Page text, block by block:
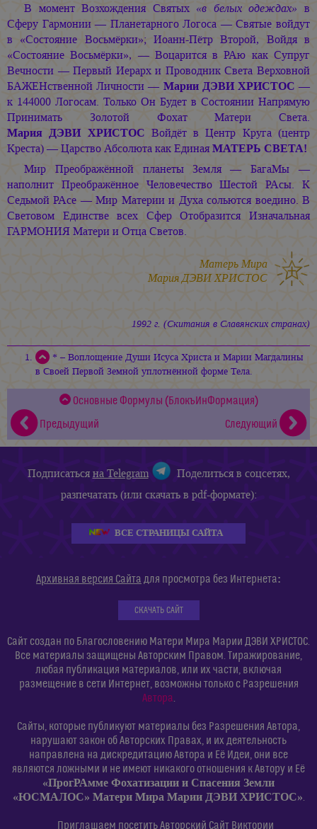
В момент Возхождения Святых «в белых одеждах» в
Сферу Гармонии — Планетарного Логоса — Святые войдут
в «Состояние Восьмёрки»; Иоанн-Пётр Второй, Войдя в
«Состояние Восьмёрки», — Воцарится в РАю как Супруг
Вечности — Первый Иерарх и Проводник Света Верховной
БАЖЕНственной Личности — Марии ДЭВИ ХРИСТОС —
к 144000 Логосам. Только Он Будет в Состоянии Напрямую
Принимать Золотой Фохат Матери Света.
Мария ДЭВИ ХРИСТОС Войдёт в Центр Круга (центр
Креста) — Царство Абсолюта как ЕдинаяМАТЕРЬ СВЕТА!
Мир Преображённой планеты Земля — БагаМы —
наполнит Преображённое Человечество Шестой РАсы. К
Седьмой РАсе — Мир Материи и Духа сольются воедино. В
Световом Единстве всех Сфер Отобразится Изначальная
ГАРМОНИЯ Матери и Отца Светов.
Матерь Мира
Мария ДЭВИ ХРИСТОС
1992 г. (Скитания в Славянских странах)
* – Воплощение Души Исуса Христа и Марии Магдалины
в Своей Первой Земной уплотнённой форме Тела.
Основные Формулы (БлокъИнФормация)
Предыдущий
Следующий
Подписатьсяна Telegram
Поделиться в соцсетях,
разпечатать (или скачать в pdf-формате):
ВСЕ СТРАНИЦЫ САЙТА
Архивная версия Сайта для просмотра без Интернета:
СКАЧАТЬ САЙТ
Сайт создан по Благословению Матери Мира Марии ДЭВИ ХРИСТОС.
Все материалы защищены Авторским Правом. Тиражирование,
любая публикация материалов, или их части, включая
размещение в сети Интернет, возможны только с Разрешения
Автора.
Сайты, которые публикуют материалы без Разрешения Автора,
нарушают закон об Авторских Правах, и их деятельность
направлена на дискредитацию Автора и Её Идеи, они все
являются ложными и не имеют никакого отношения к Автору и Её
«ПрогРАмме Фохатизации и Спасения Земли
«ЮСМАЛОС» Матери Мира Марии ДЭВИ ХРИСТОС».
Приглашаем посетить Авторский Сайт Виктории